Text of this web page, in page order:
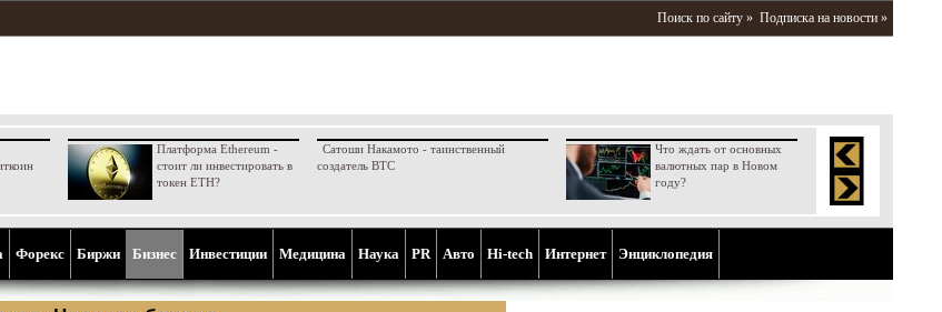
Поиск по сайту » Подписка на новости »
Платформа Ethereum -
стоит ли инвестировать в
токен ETH?
Сатоши Накамото - таинственный
создатель BTC
Что ждать от основных
валютных пар в Новом
году?
Форекс Биржи Бизнес Инвестиции Медицина Наука PR Aвто Hi-tech Интернет Энциклопедия